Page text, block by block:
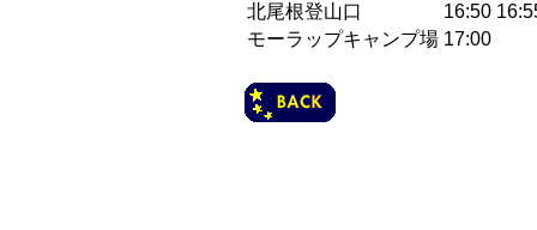
北尾根登山口
16:50
モーラップキャンプ場 17:00